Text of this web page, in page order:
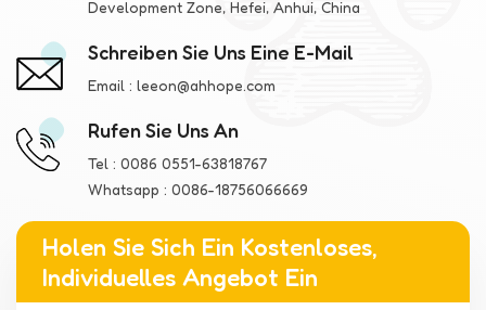
Development Zone, Hefei, Anhui, China
Schreiben Sie Uns Eine E-Mail
Email : leeon@ahhope.com
Rufen Sie Uns An
Tel : 0086 0551-63818767
Whatsapp : 0086-18756066669
Holen Sie Sich Ein Kostenloses,
Individuelles Angebot Ein